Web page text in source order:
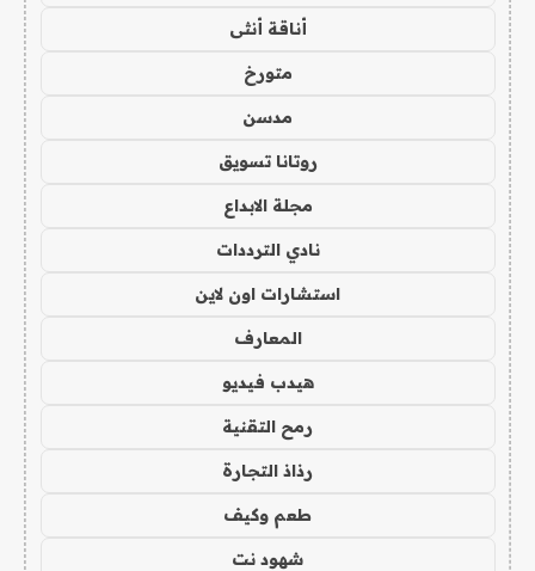
أناقة أنثى
متورخ
مدسن
روتانا تسويق
مجلة الابداع
نادي الترددات
استشارات اون لاين
المعارف
هيدب فيديو
رمح التقنية
رذاذ التجارة
طعم وكيف
شهود نت